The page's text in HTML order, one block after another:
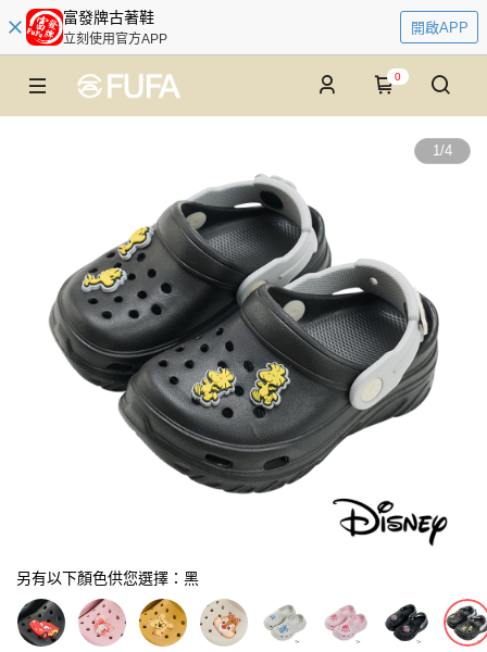
富發牌古著鞋
立刻使用官方APP
開啟APP
0
1/4
另有以下顏色供您選擇：黑